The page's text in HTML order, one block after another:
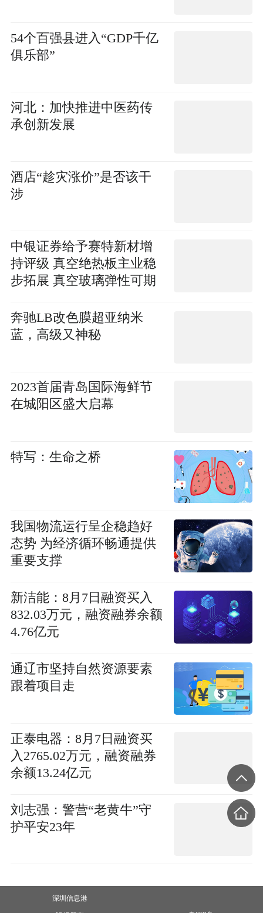
54个百强县进入“GDP千亿
俱乐部”
河北：加快推进中医药传
承创新发展
酒店“趁灾涨价”是否该干
涉
中银证券给予赛特新材增
持评级 真空绝热板主业稳
步拓展 真空玻璃弹性可期
奔驰LB改色膜超亚纳米
蓝，高级又神秘
2023首届青岛国际海鲜节
在城阳区盛大启幕
特写：生命之桥
我国物流运行呈企稳趋好
态势 为经济循环畅通提供
重要支撑
新洁能：8月7日融资买入
832.03万元，融资融券余额
4.76亿元
通辽市坚持自然资源要素
跟着项目走
正泰电器：8月7日融资买
入2765.02万元，融资融券
余额13.24亿元
刘志强：警营“老黄牛”守
护平安23年
深圳信息港